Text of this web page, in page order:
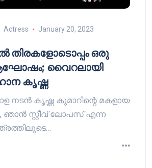
Actress January 20, 2023
തിരകളോടൊപ്പം ഒരു
വൈറലായി
കൃഷ്ണ
നടൻ കൃഷ്ണ കുമാറിന്റെ മകളായ
സ്റ്റീവ് ലോപസ് എന്ന